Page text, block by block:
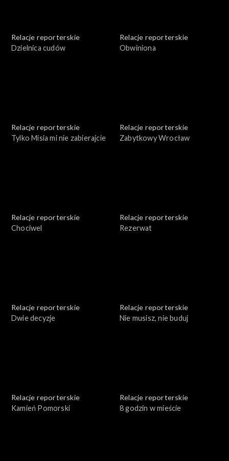
Relacje reporterskie
Dzielnica cudów
Relacje reporterskie
Obwiniona
Relacje reporterskie
Tylko Misia mi nie zabierajcie
Relacje reporterskie
Zabytkowy Wrocław
Relacje reporterskie
Chociwel
Relacje reporterskie
Rezerwat
Relacje reporterskie
Dwie decyzje
Relacje reporterskie
Nie musisz, nie buduj
Relacje reporterskie
Kamień Pomorski
Relacje reporterskie
8 godzin w mieście